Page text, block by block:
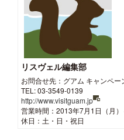
リスヴェル編集部
お問合せ先：グアム キャンペー
TEL: 03-3549-0139
http://www.visitguam.jp
営業時間：2013年7月1日（月
休日：土・日・祝日